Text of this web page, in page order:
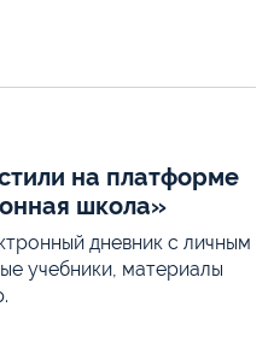
на платформе
школа»
дневник с личным
учебники, материалы